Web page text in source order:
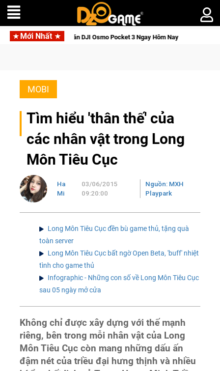
Mới Nhất
Săn DJI Osmo Pocket 3 Ngay Hôm Nay Medal Hunter:
MOBI
Tìm hiểu 'thân thế' của
các nhân vật trong Long
Môn Tiêu Cục
Ha
Mi
03/06/2015
09:20:00
Nguồn: MXH
Playpark
Long Môn Tiêu Cục đền bù game thủ, tặng quà
toàn server
Long Môn Tiêu Cục bất ngờ Open Beta, 'buff' nhiệt
tình cho game thủ
Infographic - Những con số về Long Môn Tiêu Cục
sau 05 ngày mở cửa
Không chỉ được xây dựng với thế mạnh
riêng, bên trong mỗi nhân vật của Long
Môn Tiêu Cục còn mang những dấu ấn
đậm nét của triều đại hưng thịnh và nhiều